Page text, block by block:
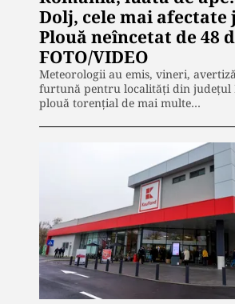
Dolj, cele mai afectate
Plouă neîncetat de 48
FOTO/VIDEO
Meteorologii au emis, vineri,
furtună pentru localităţi din judeţul
plouă torențial de mai multe…